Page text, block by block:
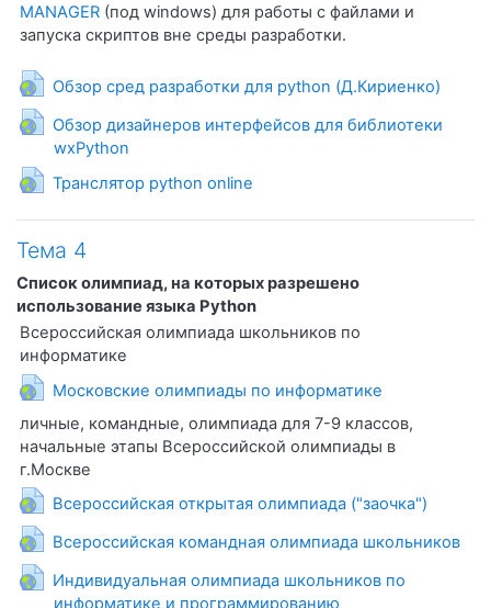
MANAGER(под windows) для работы с файлами и
запуска скриптов вне среды разработки.
Обзор сред разработки для python (Д.Кириенко)
Обзор дизайнеров интерфейсов для библиотеки
wxPythonГиперссылка
Транслятор python onlineГиперссылка
Тема 4
Список олимпиад, на которых разрешено
использование языка Python
Всероссийская олимпиада школьников по
информатике
Московские олимпиады по информатикеГиперссылка
личные, командные, олимпиада для 7-9 классов,
начальные этапы Всероссийской олимпиады в
г.Москве
Всероссийская открытая олимпиада ("заочка")
Всероссийская командная олимпиада школьников
Индивидуальная олимпиада школьников по
информатике и программированиюГиперссылка